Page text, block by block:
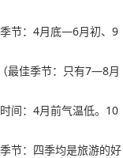
节：4月底―6月初、9
最佳季节：只有7―8月
间：4月前气温低。10
节：四季均是旅游的好